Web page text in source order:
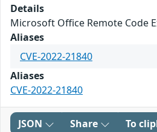
Details
Microsoft Office Remote Code
Aliases
CVE-2022-21840
Aliases
CVE-2022-21840
JSON Share To